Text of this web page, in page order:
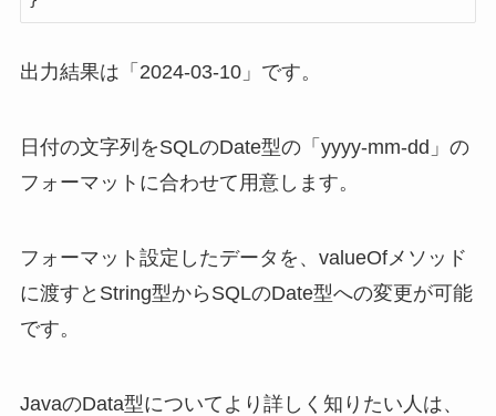
出力結果は「2024-03-10」です。
日付の文字列をSQLのDate型の「yyyy-mm-dd」の
フォーマットに合わせて用意します。
フォーマット設定したデータを、valueOfメソッド
に渡すとString型からSQLのDate型への変更が可能
です。
JavaのData型についてより詳しく知りたい人は、